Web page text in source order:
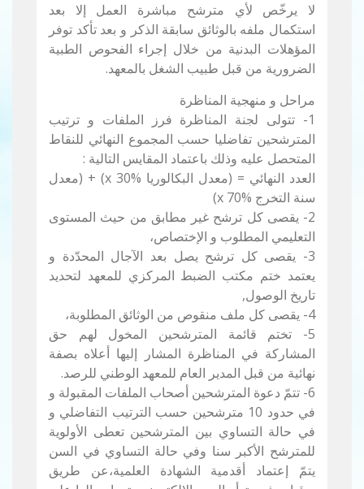
لا يرخّص لأي مترشح مباشرة العمل إلا بعد
استكمال ملفه بالوثائق سابقة الذكر و بعد تأكد توفر
المؤهلات البدنية من خلال إجراء الفحوص الطبية
الضرورية من قبل طبيب الشغل بالمعهد.
مراحل و منهجية المناظرة
1- تتولى لجنة المناظرة فرز الملفات و ترتيب
المترشحين تفاضليا حسب المجموع النهائي للنقاط
المتحصل عليه وذلك باعتماد المقايس التالية :
العدد النهائي = (معدل البكالوريا x 30%) + (معدل
سنة التخرج x 70%)
2- يقصى كل ترشح غير مطابق من حيث المستوى
التعليمي المطلوب و الإختصاص،
3- يقصى كل ترشح يصل بعد الآجال المحدّدة و
يعتمد ختم مكتب الضبط المركزي للمعهد لتحديد
تاريخ الوصول,
4- يقصى كل ملف منقوص من الوثائق المطلوبة،
5- تختم قائمة المترشحين المخول لهم حق
المشاركة في المناظرة المشار إليها أعلاه بصفة
نهائية من قبل المدير العام للمعهد الوطني للرصد.
6- تتمّ دعوة المترشحين أصحاب الملفات المقبولة و
في حدود 10 مترشحين حسب الترتيب التفاضلي و
في حالة التساوي بين المترشحين تعطى الأولوية
للمترشح الأكبر سنا وفي حالة التساوي في السن
يتمّ إعتماد أقدمية الشهادة العلمية،عن طريق